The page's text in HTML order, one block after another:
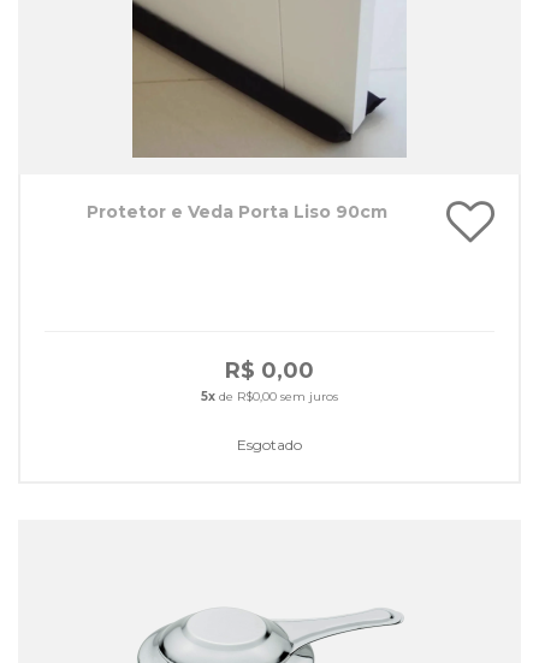
Protetor e Veda Porta Liso 90cm
R$ 0,00
5x de R$0,00 sem juros
Esgotado